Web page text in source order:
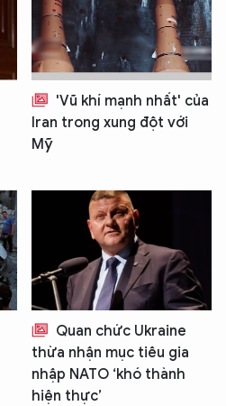
'Vũ khí mạnh nhất' của
Iran trong xung đột với
Mỹ
Quan chức Ukraine
thừa nhận mục tiêu gia
nhập NATO ‘khó thành
hiện thực’